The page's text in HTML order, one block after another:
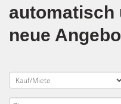
automatisch
neue